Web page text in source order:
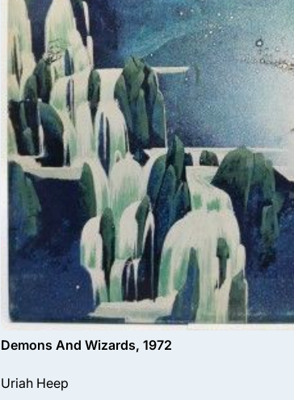
Demons And Wizards, 1972
Uriah Heep